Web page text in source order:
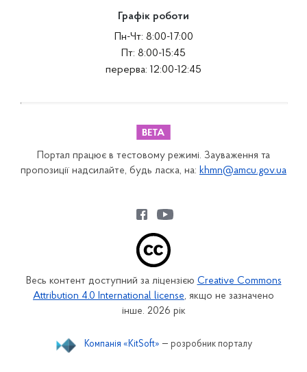
Графік роботи
Пн-Чт: 8:00-17:00
Пт: 8:00-15:45
перерва: 12:00-12:45
Портал працює в тестовому режимі. Зауваження та
пропозиції надсилайте, будь ласка, на: khmn@amcu.gov.ua
Весь контент доступний за ліцензією Creative Commons
Attribution 4.0 International license, якщо не зазначено
інше. 2026 рік
Компанія «KitSoft» — розробник порталу